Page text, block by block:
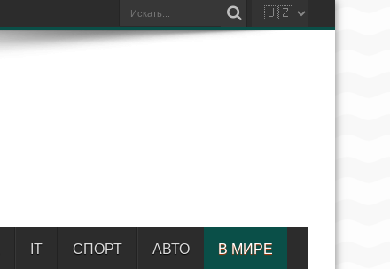
IT СПОРТ АВТО В МИРЕ